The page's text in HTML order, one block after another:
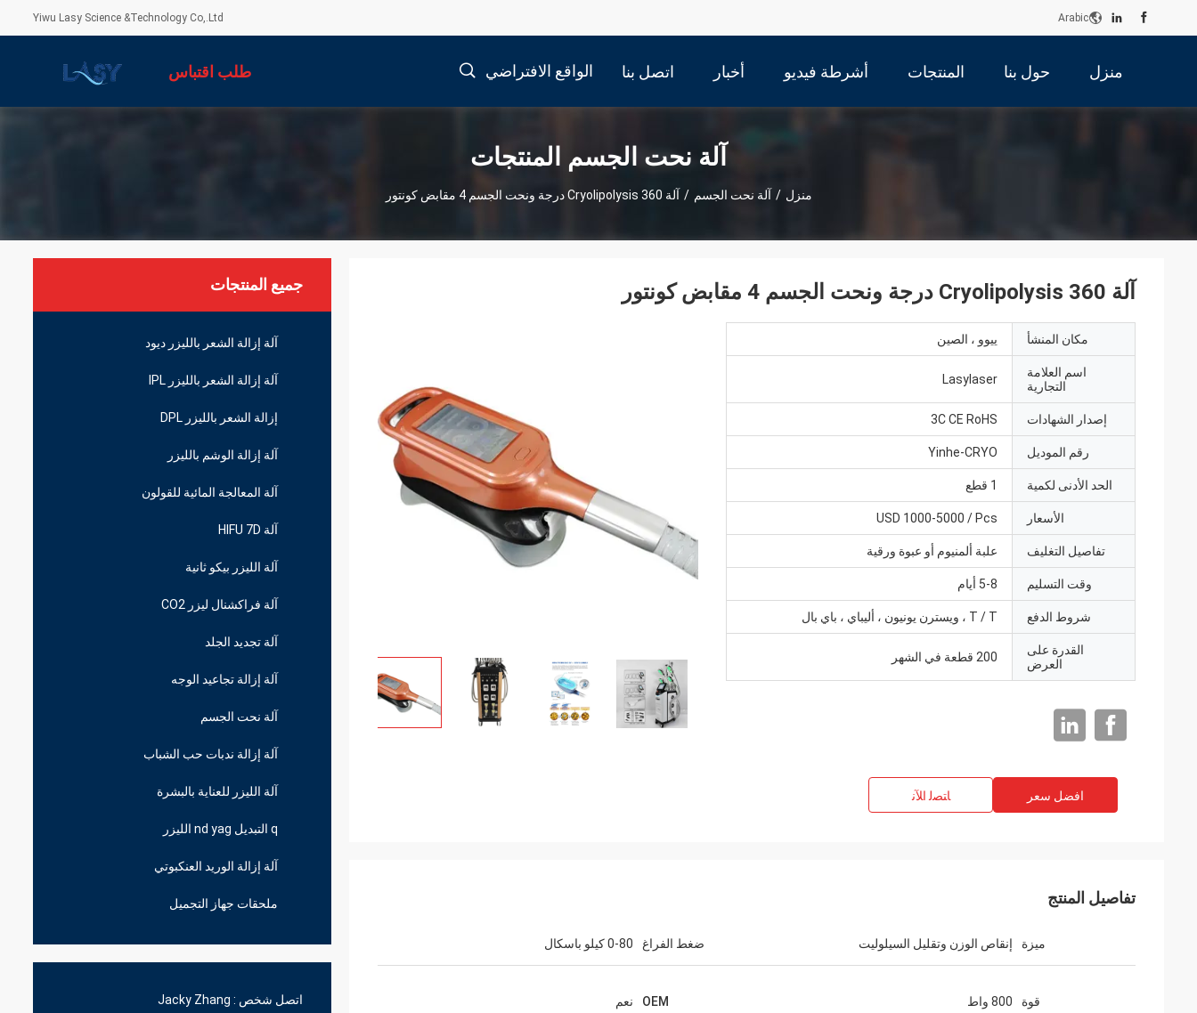
Yiwu Lasy Science &Technology Co,.Ltd Arabic
منزل حول بنا المنتجات أشرطة فيديو أخبار اتصل بنا الواقع الافتراضي طلب اقتباس
آلة نحت الجسم المنتجات
منزل / آلة نحت الجسم / آلة Cryolipolysis 360 درجة ونحت الجسم 4 مقابض كونتور
جميع المنتجات
آلة إزالة الشعر بالليزر ديود
آلة إزالة الشعر بالليزر IPL
إزالة الشعر بالليزر DPL
آلة إزالة الوشم بالليزر
آلة المعالجة المائية للقولون
آلة HIFU 7D
آلة الليزر بيكو ثانية
آلة فراكشنال ليزر CO2
آلة تجديد الجلد
آلة إزالة تجاعيد الوجه
آلة نحت الجسم
آلة إزالة ندبات حب الشباب
آلة الليزر للعناية بالبشرة
q التبديل nd yag الليزر
آلة إزالة الوريد العنكبوتي
ملحقات جهاز التجميل
اتصل شخص : Jacky Zhang
آلة Cryolipolysis 360 درجة ونحت الجسم 4 مقابض كونتور
مكان المنشأ ييوو ، الصين
اسم العلامة
التجارية
Lasylaser
إصدار الشهادات 3C CE RoHS
رقم الموديل Yinhe-CRYO
الحد الأدنى لكمية 1 قطع
الأسعار USD 1000-5000 / Pcs
تفاصيل التغليف علبة ألمنيوم أو عبوة ورقية
وقت التسليم 5-8 أيام
شروط الدفع T / T ، ويسترن يونيون ، أليباي ، باي بال
القدرة على
العرض
200 قطعة في الشهر
افضل سعر ﺎﺘﺼﻟ ﺍﻶﻧ
تفاصيل المنتج
ميزة إنقاص الوزن وتقليل السيلوليت ضغط الفراغ 0-80 كيلو باسكال
قوة 800 واط OEM نعم